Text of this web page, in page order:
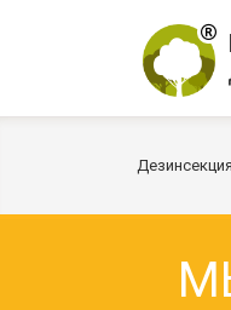
Дезинсекция
Тараканы